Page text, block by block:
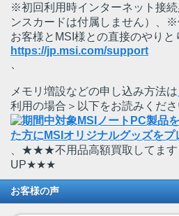
※初回利用時インターネット接
ンスカードは付属しません）、※
お客様とMSI様との直接のやりと
https://jp.msi.com/support
メモリ増設などの申し込み方法は
利用の場合＞以下をお読みくださ
、★★★不用品高額買取してます
UP★★★
お客様の声